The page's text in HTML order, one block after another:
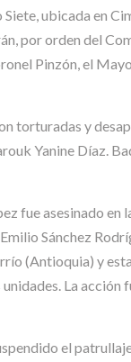
ubicada en
por orden del
Pinzón, el
torturadas y
Yanine Díaz.
fue asesinado en
Sánchez
(Antioquia) y
La acción
el